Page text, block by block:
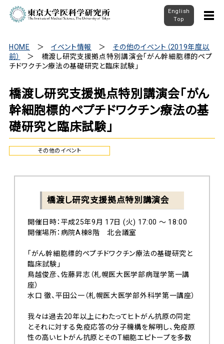
English
Top
HOME イベント情報
その他のイベント（2019年度以
前）
橋渡し研究支援拠点特別講演会「がん幹細胞標的ペプ
チドワクチン療法の基礎研究と臨床試験」
橋渡し研究支援拠点特別講演会「がん
幹細胞標的ペプチドワクチン療法の基
礎研究と臨床試験」
その他のイベント
橋渡し研究支援拠点特別講演会
開催日時：平成25年9月 17日 (火) 17:00 ～ 18:00
開催場所：病院A棟8階 北会議室
「がん幹細胞標的ペプチドワクチン療法の基礎研究と
臨床試験」
鳥越俊彦、佐藤昇志（札幌医大医学部病理学第一講
座）
水口 徹、平田公一（札幌医大医学部外科学第一講座）
我々は過去20年以上にわたってヒトがん抗原の同定
とそれに対する免疫応答の分子機構を解明し、免疫原
性の高いヒトがん抗原とそのT細胞エピトープを多数